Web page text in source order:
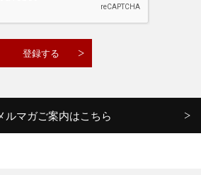
ルマガご案内はこちら